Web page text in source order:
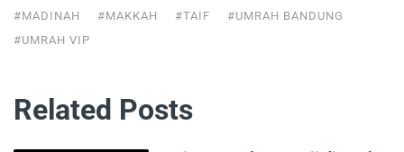
#MADINAH
#MAKKAH #TAIF
#UMRAH BANDUNG
#UMRAH VIP
Related Posts